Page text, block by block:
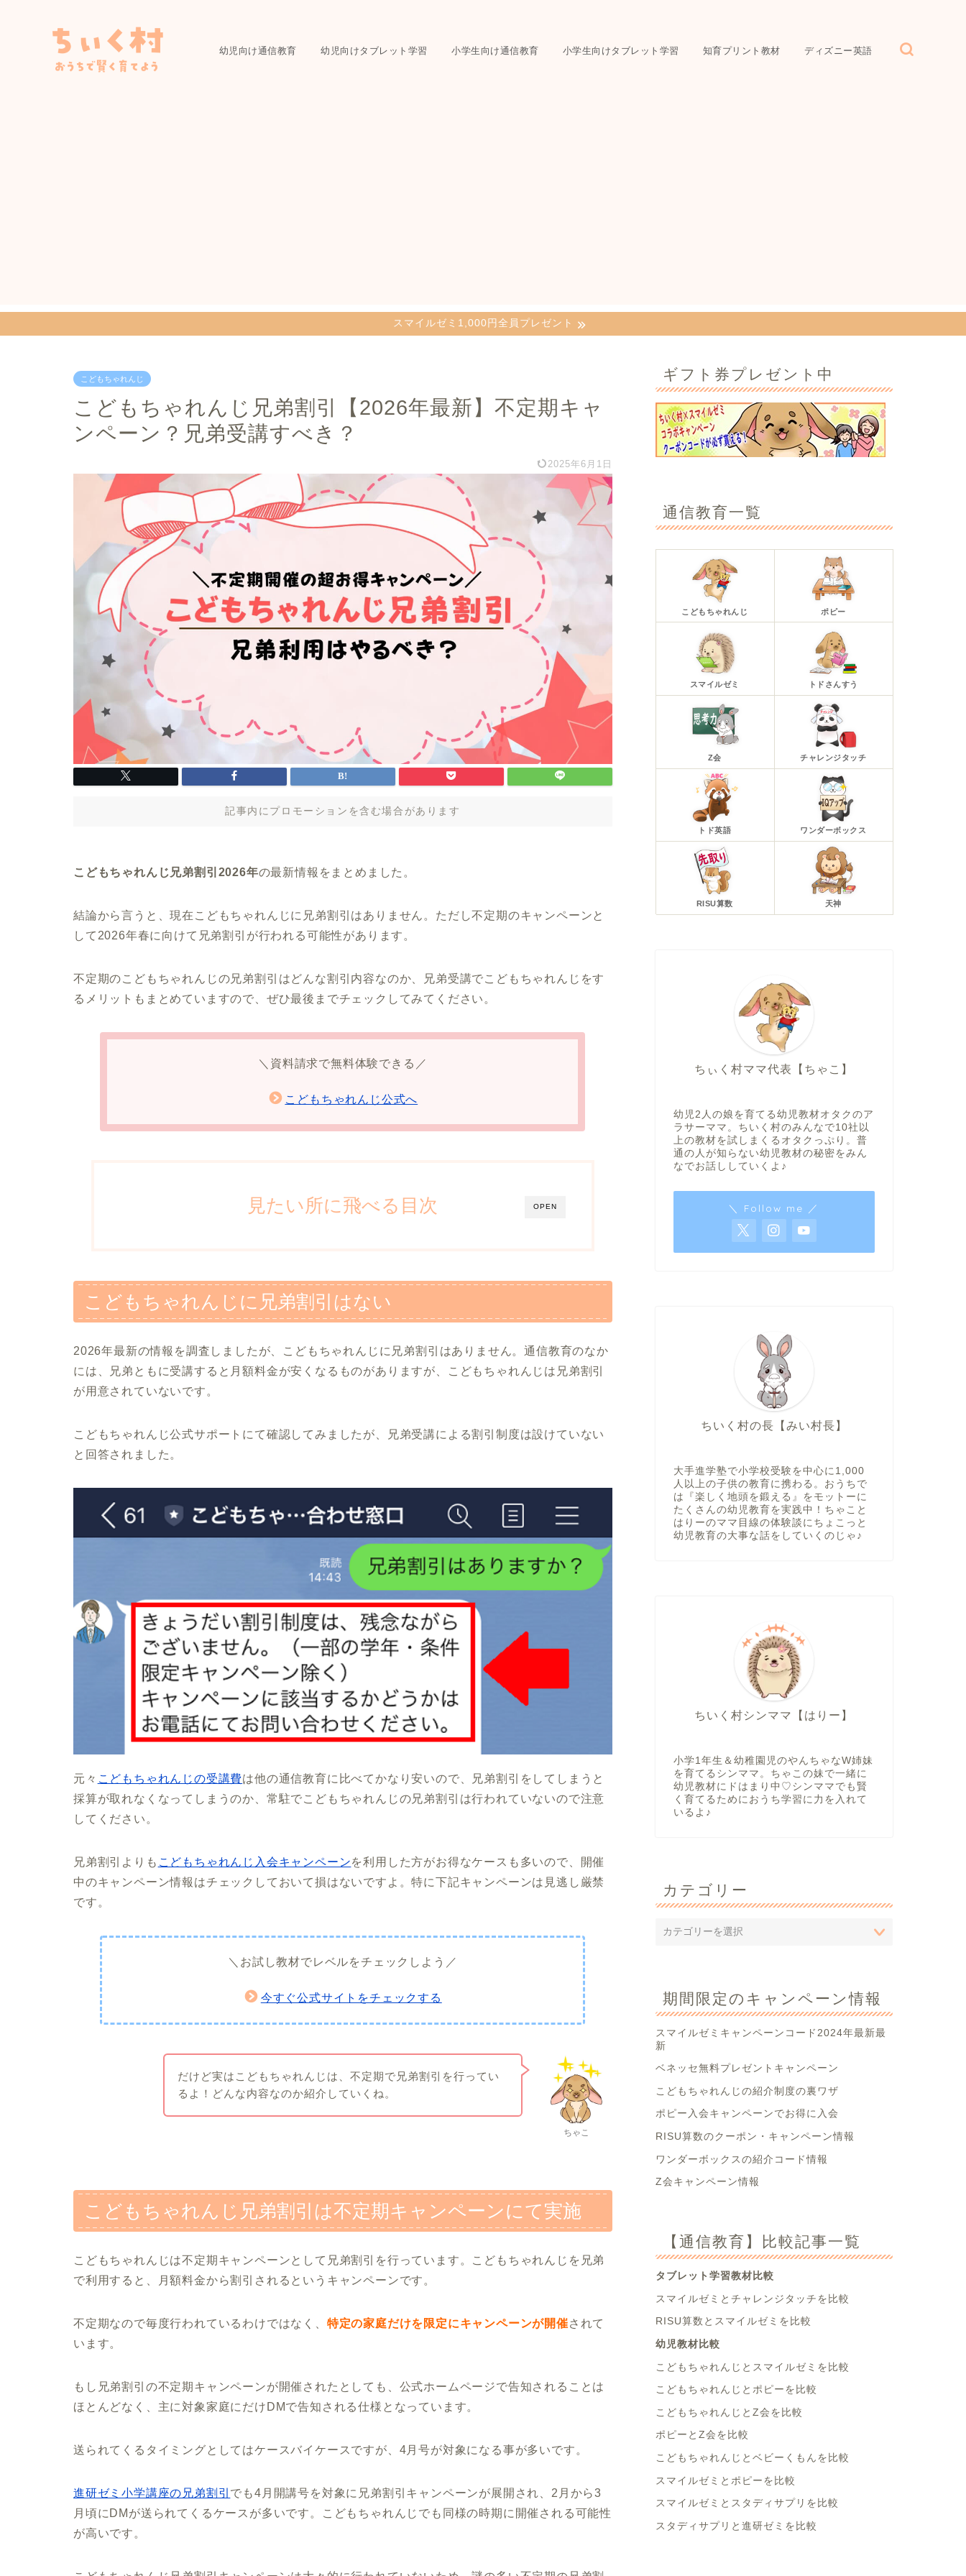
幼児向け通信教育 幼児向けタブレット学習 小学生向け通信教育 小学生向けタブレット学習 知育プリント教材 ディズニー英語
スマイルゼミ1,000円全員プレゼント
こどもちゃれんじ
こどもちゃれんじ兄弟割引【2026年最新】不定期キャ
ンペーン？兄弟受講すべき？
2025年6月1日
記事内にプロモーションを含む場合があります
こどもちゃれんじ兄弟割引2026年の最新情報をまとめました。
結論から言うと、現在こどもちゃれんじに兄弟割引はありません。ただし不定期のキャンペーンと
して2026年春に向けて兄弟割引が行われる可能性があります。
不定期のこどもちゃれんじの兄弟割引はどんな割引内容なのか、兄弟受講でこどもちゃれんじをす
るメリットもまとめていますので、ぜひ最後までチェックしてみてください。
＼資料請求で無料体験できる／
こどもちゃれんじ公式へ
OPEN
見たい所に飛べる目次
こどもちゃれんじに兄弟割引はない
2026年最新の情報を調査しましたが、こどもちゃれんじに兄弟割引はありません。通信教育のなか
には、兄弟ともに受講すると月額料金が安くなるものがありますが、こどもちゃれんじは兄弟割引
が用意されていないです。
こどもちゃれんじ公式サポートにて確認してみましたが、兄弟受講による割引制度は設けていない
と回答されました。
元々 こどもちゃれんじの受講費は他の通信教育に比べてかなり安いので、兄弟割引をしてしまうと
採算が取れなくなってしまうのか、常駐でこどもちゃれんじの兄弟割引は行われていないので注意
してください。
兄弟割引よりも こどもちゃれんじ入会キャンペーンを利用した方がお得なケースも多いので、開催
中のキャンペーン情報はチェックしておいて損はないですよ。特に下記キャンペーンは見逃し厳禁
です。
＼お試し教材でレベルをチェックしよう／
今すぐ公式サイトをチェックする
ちゃこ
だけど実はこどもちゃれんじは、不定期で兄弟割引を行ってい
るよ！どんな内容なのか紹介していくね。
こどもちゃれんじ兄弟割引は不定期キャンペーンにて実施
こどもちゃれんじは不定期キャンペーンとして兄弟割引を行っています。こどもちゃれんじを兄弟
で利用すると、月額料金から割引されるというキャンペーンです。
不定期なので毎度行われているわけではなく、 特定の家庭だけを限定にキャンペーンが開催されて
います。
もし兄弟割引の不定期キャンペーンが開催されたとしても、公式ホームページで告知されることは
ほとんどなく、主に対象家庭にだけDMで告知される仕様となっています。
送られてくるタイミングとしてはケースバイケースですが、4月号が対象になる事が多いです。
進研ゼミ小学講座の兄弟割引 でも4月開講号を対象に兄弟割引キャンペーンが展開され、2月から3
月頃にDMが送られてくるケースが多いです。こどもちゃれんじでも同様の時期に開催される可能性
が高いです。
ギフト券プレゼント中
通信教育一覧
こどもちゃれんじ ポピー
スマイルゼミ トドさんすう
Z会 チャレンジタッチ
トド英語 ワンダーボックス
RISU算数 天神
ちぃく村ママ代表【ちゃこ】
幼児2人の娘を育てる幼児教材オタクのア
ラサーママ。ちいく村のみんなで10社以
上の教材を試しまくるオタクっぷり。普
通の人が知らない幼児教材の秘密をみん
なでお話ししていくよ♪
＼ Follow me ／
ちいく村の長【みい村長】
大手進学塾で小学校受験を中心に1,000
人以上の子供の教育に携わる。おうちで
は『楽しく地頭を鍛える』をモットーに
たくさんの幼児教育を実践中！ちゃこと
はりーのママ目線の体験談にちょこっと
幼児教育の大事な話をしていくのじゃ♪
ちいく村シンママ【はりー】
小学1年生＆幼稚園児のやんちゃなW姉妹
を育てるシンママ。ちゃこの妹で一緒に
幼児教材にドはまり中♡シンママでも賢
く育てるためにおうち学習に力を入れて
いるよ♪
カテゴリー
期間限定のキャンペーン情報
スマイルゼミキャンペーンコード2024年最新最
新
ベネッセ無料プレゼントキャンペーン
こどもちゃれんじの紹介制度の裏ワザ
ポピー入会キャンペーンでお得に入会
RISU算数のクーポン・キャンペーン情報
ワンダーボックスの紹介コード情報
Z会キャンペーン情報
【通信教育】比較記事一覧
タブレット学習教材比較
スマイルゼミとチャレンジタッチを比較
RISU算数とスマイルゼミを比較
幼児教材比較
こどもちゃれんじとスマイルゼミを比較
こどもちゃれんじとポピーを比較
こどもちゃれんじとZ会を比較
ポピーとZ会を比較
こどもちゃれんじとベビーくもんを比較
スマイルゼミとポピーを比較
スマイルゼミとスタディサプリを比較
スタディサプリと進研ゼミを比較